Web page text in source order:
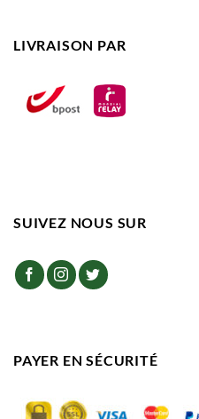
LIVRAISON PAR
SUIVEZ NOUS SUR
PAYER EN SÉCURITÉ